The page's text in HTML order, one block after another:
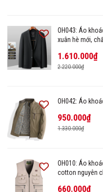
OH043: Áo
xuân hè mới,
1.610.000₫
2.220.000₫
OH042: Áo
950.000₫
1.330.000₫
OH010: Áo
cotton nguyên
660.000₫